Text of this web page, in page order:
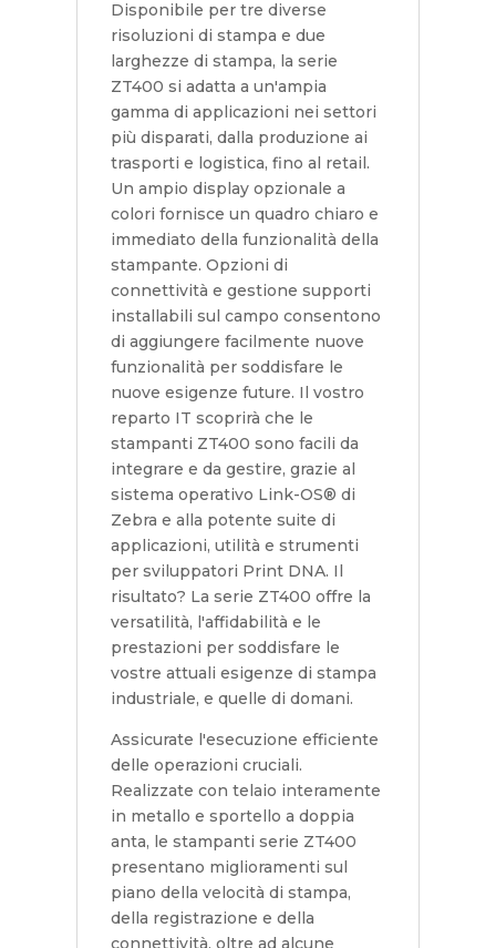
Disponibile per tre diverse
risoluzioni di stampa e due
larghezze di stampa, la serie
ZT400 si adatta a un'ampia
gamma di applicazioni nei settori
più disparati, dalla produzione ai
trasporti e logistica, fino al retail.
Un ampio display opzionale a
colori fornisce un quadro chiaro e
immediato della funzionalità della
stampante. Opzioni di
connettività e gestione supporti
installabili sul campo consentono
di aggiungere facilmente nuove
funzionalità per soddisfare le
nuove esigenze future. Il vostro
reparto IT scoprirà che le
stampanti ZT400 sono facili da
integrare e da gestire, grazie al
sistema operativo Link-OS® di
Zebra e alla potente suite di
applicazioni, utilità e strumenti
per sviluppatori Print DNA. Il
risultato? La serie ZT400 offre la
versatilità, l'affidabilità e le
prestazioni per soddisfare le
vostre attuali esigenze di stampa
industriale, e quelle di domani.
Assicurate l'esecuzione efficiente
delle operazioni cruciali.
Realizzate con telaio interamente
in metallo e sportello a doppia
anta, le stampanti serie ZT400
presentano miglioramenti sul
piano della velocità di stampa,
della registrazione e della
connettività, oltre ad alcune